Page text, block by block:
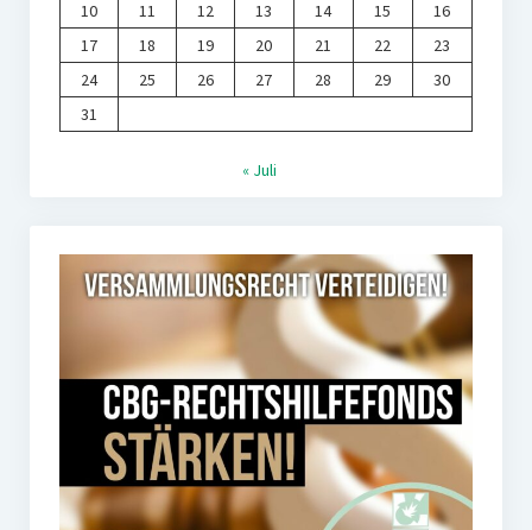
10 11 12 13 14 15
16
17
18 19 20 21 22
23
24
25 26 27 28 29
30
31
« Juli